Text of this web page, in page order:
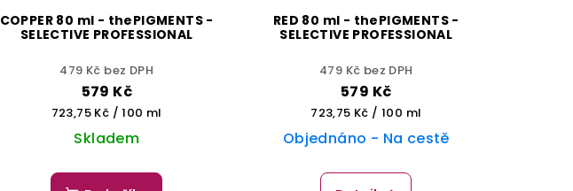
COPPER 80 ml - thePIGMENTS -
SELECTIVE PROFESSIONAL
479 Kč bez DPH
579 Kč
Měrná
cena:
723,75 Kč / 100 ml
Skladem
RED 80 ml - thePIGMENTS -
SELECTIVE PROFESSIONAL
479 Kč bez DPH
579 Kč
Měrná
cena:
723,75 Kč / 100 ml
Objednáno - Na cestě